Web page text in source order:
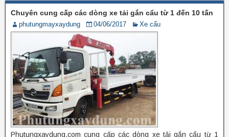
Chuyên cung cấp các dòng xe tải gắn cẩu từ 1 đến 10 tấn
phutungmayxaydung 04/06/2017 Xe cẩu
Phutungxaydung.com cung cấp các dòng xe tải gắn cẩu từ 1